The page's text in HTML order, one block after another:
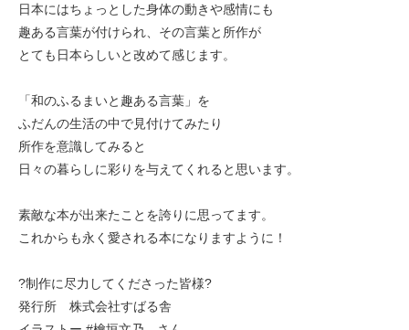
日本にはちょっとした身体の動きや感情にも
趣ある言葉が付けられ、その言葉と所作が
とても日本らしいと改めて感じます。
「和のふるまいと趣ある言葉」を
ふだんの生活の中で見付けてみたり
所作を意識してみると
日々の暮らしに彩りを与えてくれると思います。
素敵な本が出来たことを誇りに思ってます。
これからも永く愛される本になりますように！
?制作に尽力してくださった皆様?
発行所 株式会社すばる舎